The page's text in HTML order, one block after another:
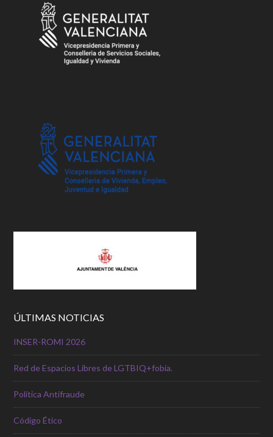
ÚLTIMAS NOTICIAS
INSER-ROMI 2026
Red de Espacios Libres de LGTBIQ+fobia.
Política Antifraude
Código Ético